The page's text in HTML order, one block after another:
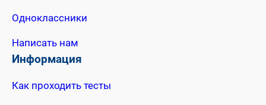
Одноклассники
Написать нам
Информация
Как проходить тесты